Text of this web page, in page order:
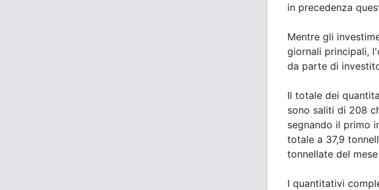
in precedenza
Mentre gli
giornali principali,
da parte di
Il totale dei
sono saliti di 208
segnando il primo
totale a 37,9
tonnellate del
I quantitativi